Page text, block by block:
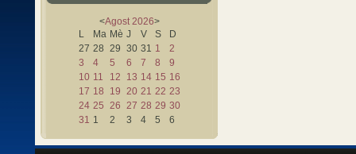
<Agost 2026>
L
Ma Mè J V S
D
27 28 29 30 31 1
2
3
4 5 6 7 8
9
10 11 12 13 14 15 16
17 18 19 20 21 22 23
24 25 26 27 28 29 30
31 1 2 3 4 5 6